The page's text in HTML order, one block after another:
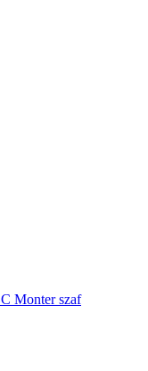
Monter szaf